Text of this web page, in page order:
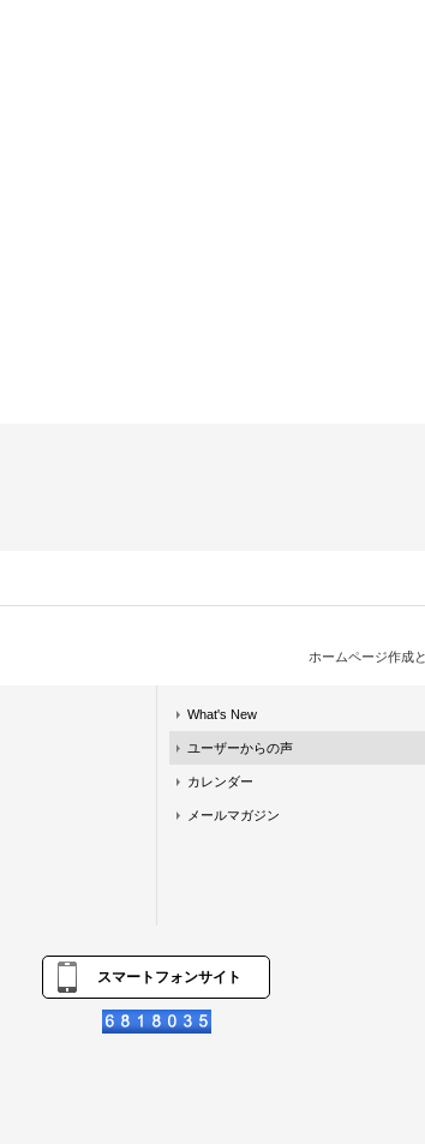
ホームページ作成
What's New
ユーザーからの声
カレンダー
メールマガジン
スマートフォンサイト